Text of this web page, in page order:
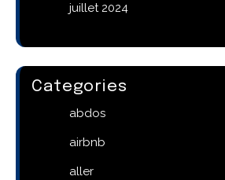
juillet 2024
Categories
abdos
airbnb
aller